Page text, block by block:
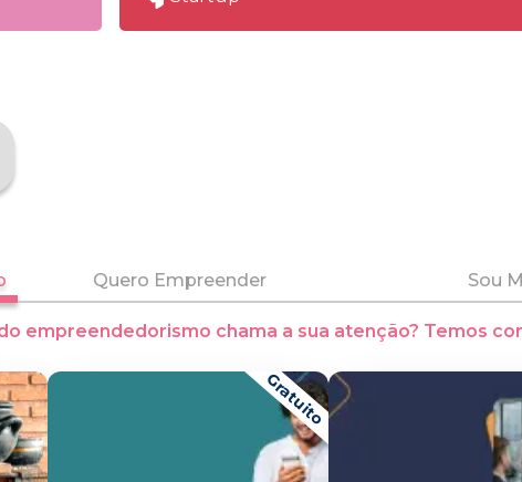
Quero Empreender Sou
empreendedorismo chama a sua atenção? Temos
Gratuito